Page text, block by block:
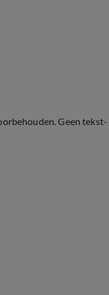
Geen tekst-